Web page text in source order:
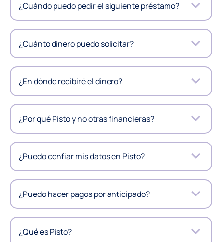
¿Cuándo puedo pedir el siguiente préstamo?
¿Cuánto dinero puedo solicitar?
¿En dónde recibiré el dinero?
¿Por qué Pisto y no otras financieras?
¿Puedo confiar mis datos en Pisto?
¿Puedo hacer pagos por anticipado?
¿Qué es Pisto?